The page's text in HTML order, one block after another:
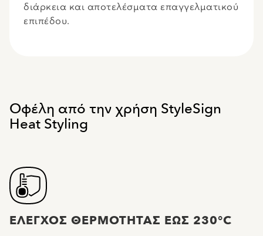
διάρκεια και αποτελέσματα επαγγελματικού
επιπέδου.
Oφέλη από την χρήση StyleSign
Heat Styling
ΕΛΕΓΧΟΣ ΘΕΡΜΟΤΗΤΑΣ ΕΩΣ 230°C